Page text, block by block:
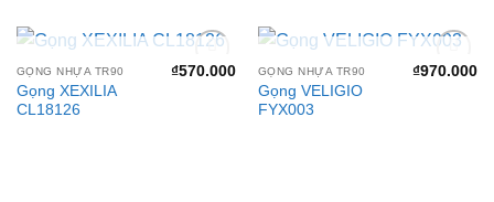
Add to
HẾT HÀNG
GỌNG NHỰA TR90
Gọng XEXILIA
CL18126
₫570.000
Add to
HẾT HÀNG
GỌNG NHỰA TR90
Gọng VELIGIO
FYX003
₫970.000